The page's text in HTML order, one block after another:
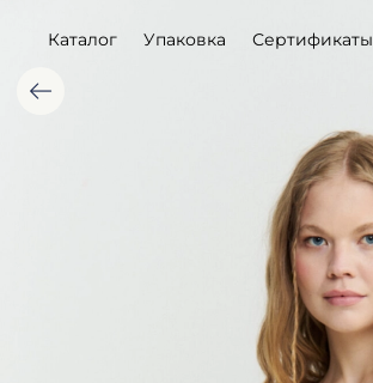
Каталог Упаковка Сертификаты